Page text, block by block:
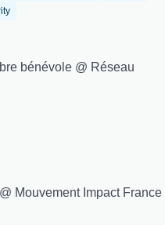
bénévole @ Réseau
Mouvement Impact France